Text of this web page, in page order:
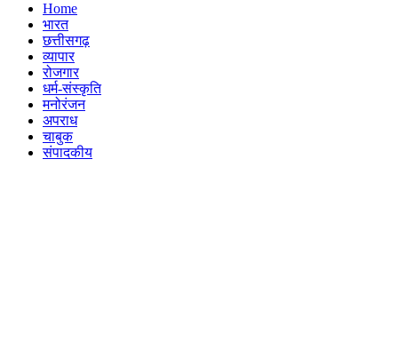
Home
भारत
छत्तीसगढ़
व्यापार
रोजगार
धर्म-संस्कृति
मनोरंजन
अपराध
चाबुक
संपादकीय